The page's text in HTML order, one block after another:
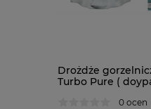
Drożdże
Turbo Pure (
0 ocen